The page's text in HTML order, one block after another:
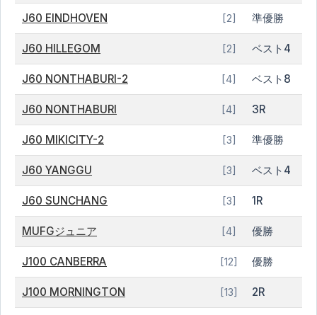
J60 EINDHOVEN [2] 準優勝
J60 HILLEGOM [2] ベスト4
J60 NONTHABURI-2 [4] ベスト8
J60 NONTHABURI [4] 3R
J60 MIKICITY-2 [3] 準優勝
J60 YANGGU [3] ベスト4
J60 SUNCHANG [3] 1R
MUFGジュニア [4] 優勝
J100 CANBERRA [12] 優勝
J100 MORNINGTON [13] 2R